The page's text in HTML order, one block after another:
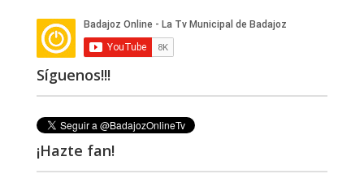
Síguenos!!!
¡Hazte fan!